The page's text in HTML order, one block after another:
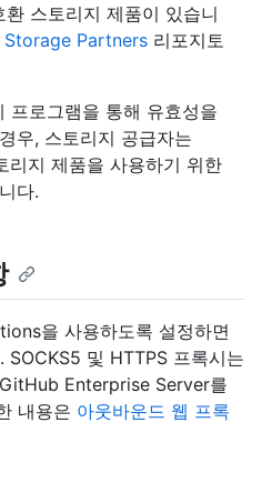
스토리지 제품이 있습니
Storage Partners 리포지토
로그램을 통해 유효성을
우, 스토리지 공급자는
지 제품을 사용하기 위한
다.
을 사용하도록 설정하면
SOCKS5 및 HTTPS 프록시는
Enterprise Server를
내용은 아웃바운드 웹 프록